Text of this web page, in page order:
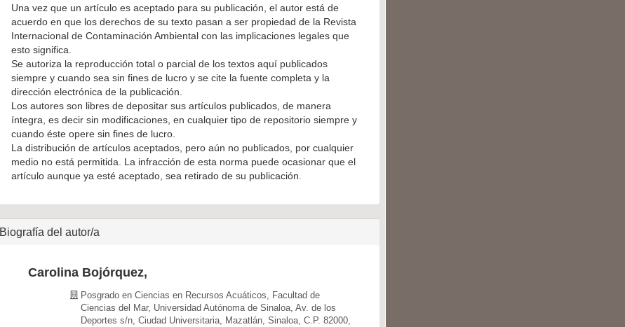
Una vez que un artículo es aceptado para su publicación, el autor está de
acuerdo en que los derechos de su texto pasan a ser propiedad de la Revista
Internacional de Contaminación Ambiental con las implicaciones legales que
esto significa.
Se autoriza la reproducción total o parcial de los textos aquí publicados
siempre y cuando sea sin fines de lucro y se cite la fuente completa y la
dirección electrónica de la publicación.
Los autores son libres de depositar sus artículos publicados, de manera
íntegra, es decir sin modificaciones, en cualquier tipo de repositorio siempre y
cuando éste opere sin fines de lucro.
La distribución de artículos aceptados, pero aún no publicados, por cualquier
medio no está permitida. La infracción de esta norma puede ocasionar que el
artículo aunque ya esté aceptado, sea retirado de su publicación.
Biografía del autor/a
Carolina Bojórquez,
Posgrado en Ciencias en Recursos Acuáticos, Facultad de
Ciencias del Mar, Universidad Autónoma de Sinaloa, Av. de los
Deportes s/n, Ciudad Universitaria, Mazatlán, Sinaloa, C.P. 82000,